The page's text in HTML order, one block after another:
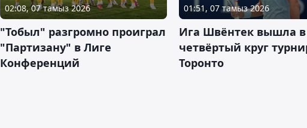
02:08, 07 тамыз 2026
"Тобыл" разгромно проиграл
"Партизану" в Лиге
Конференций
01:51, 07 тамыз 2026
Ига Швёнтек вышла в
четвёртый круг
Торонто